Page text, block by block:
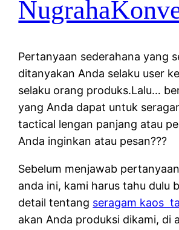
Pertanyaan sederahana yang
ditanyakan Anda selaku user
selaku orang produks.Lalu…
yang Anda dapat untuk
tactical lengan panjang atau
Anda inginkan atau pesan???
Sebelum menjawab
anda ini, kami harus tahu dulu
detail tentang seragam kaos
akan Anda produksi dikami, di